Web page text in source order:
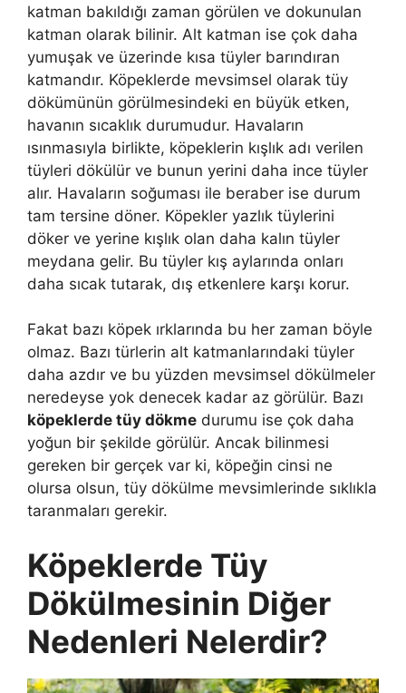
katman bakıldığı zaman görülen ve dokunulan
katman olarak bilinir. Alt katman ise çok daha
yumuşak ve üzerinde kısa tüyler barındıran
katmandır. Köpeklerde mevsimsel olarak tüy
dökümünün görülmesindeki en büyük etken,
havanın sıcaklık durumudur. Havaların
ısınmasıyla birlikte, köpeklerin kışlık adı verilen
tüyleri dökülür ve bunun yerini daha ince tüyler
alır. Havaların soğuması ile beraber ise durum
tam tersine döner. Köpekler yazlık tüylerini
döker ve yerine kışlık olan daha kalın tüyler
meydana gelir. Bu tüyler kış aylarında onları
daha sıcak tutarak, dış etkenlere karşı korur.
Fakat bazı köpek ırklarında bu her zaman böyle
olmaz. Bazı türlerin alt katmanlarındaki tüyler
daha azdır ve bu yüzden mevsimsel dökülmeler
neredeyse yok denecek kadar az görülür. Bazı
köpeklerde tüy dökme durumu ise çok daha
yoğun bir şekilde görülür. Ancak bilinmesi
gereken bir gerçek var ki, köpeğin cinsi ne
olursa olsun, tüy dökülme mevsimlerinde sıklıkla
taranmaları gerekir.
Köpeklerde Tüy
Dökülmesinin Diğer
Nedenleri Nelerdir?